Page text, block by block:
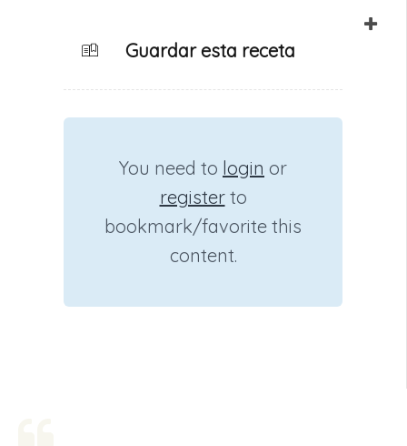
Guardar esta receta
You need to login or
registerto
bookmark/favorite this
content.